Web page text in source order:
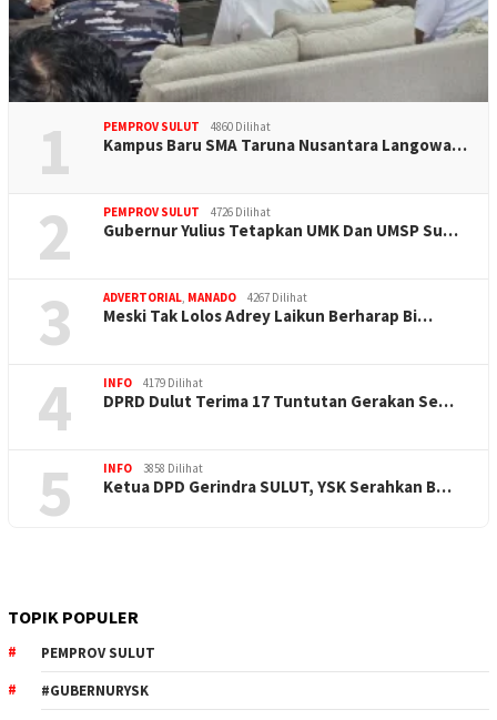
1 PEMPROV SULUT 4860 Dilihat
Kampus Baru SMA Taruna Nusantara Langowa…
2 PEMPROV SULUT 4726 Dilihat
Gubernur Yulius Tetapkan UMK Dan UMSP Su…
3 ADVERTORIAL, MANADO 4267 Dilihat
Meski Tak Lolos Adrey Laikun Berharap Bi…
4 INFO 4179 Dilihat
DPRD Dulut Terima 17 Tuntutan Gerakan Se…
5 INFO 3858 Dilihat
Ketua DPD Gerindra SULUT, YSK Serahkan B…
TOPIK POPULER
PEMPROV SULUT
#GUBERNURYSK